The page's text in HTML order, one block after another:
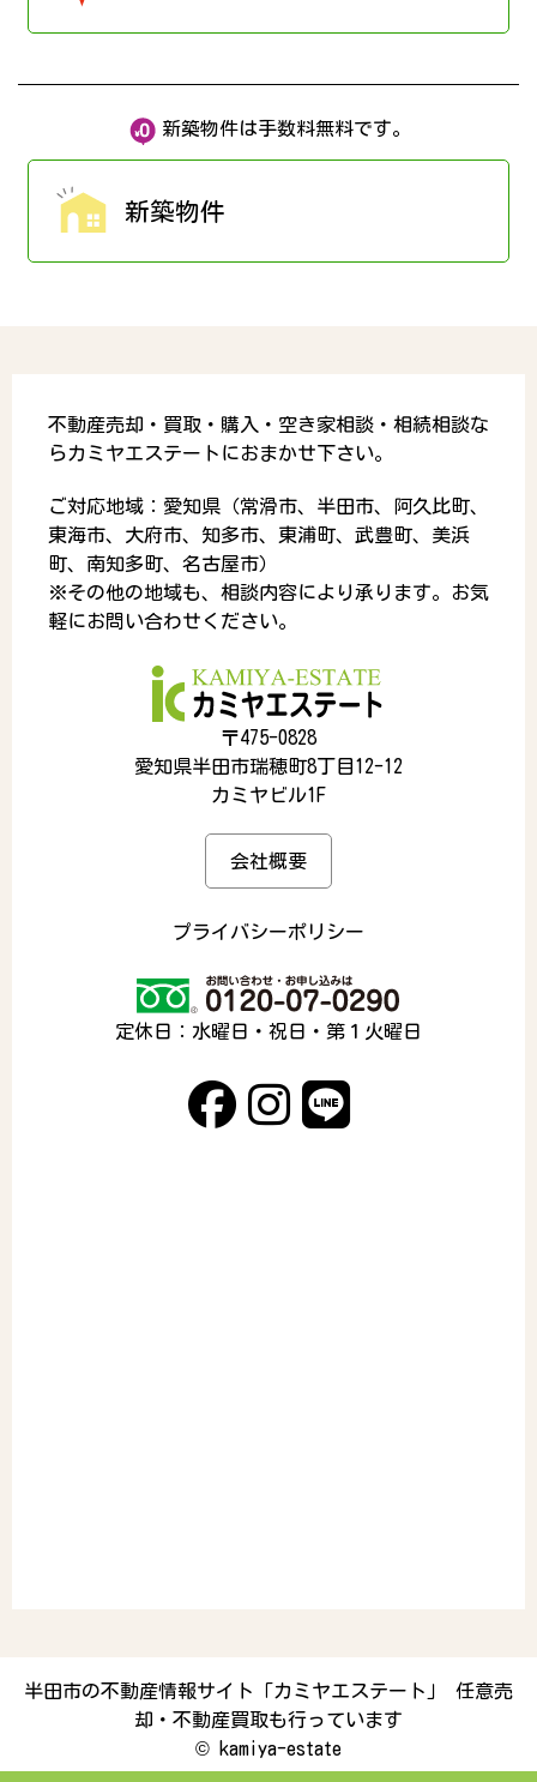
新築物件は手数料無料です。
新築物件
不動産売却・買取・購入・空き家相談・相続相談な
らカミヤエステートにおまかせ下さい。
ご対応地域：愛知県（常滑市、半田市、阿久比町、
東海市、大府市、知多市、東浦町、武豊町、美浜
町、南知多町、名古屋市）
※その他の地域も、相談内容により承ります。お気
軽にお問い合わせください。
〒475-0828
愛知県半田市瑞穂町8丁目12-12
カミヤビル1F
会社概要
プライバシーポリシー
定休日：水曜日・祝日・第１火曜日
半田市の不動産情報サイト「カミヤエステート」 任意売
却・不動産買取も行っています
©
kamiya-estate